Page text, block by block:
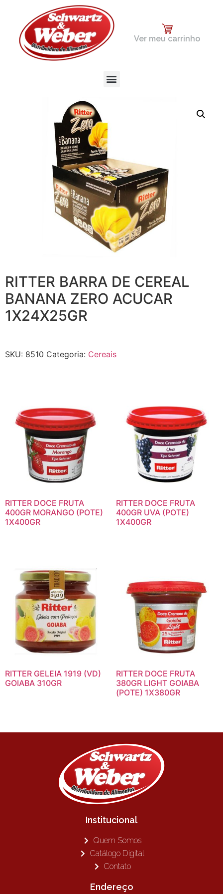
Ver meu carrinho
RITTER BARRA DE CEREAL
BANANA ZERO ACUCAR
1X24X25GR
SKU: 8510 Categoria: Cereais
RITTER DOCE FRUTA
400GR MORANGO (POTE)
1X400GR
RITTER DOCE FRUTA
400GR UVA (POTE)
1X400GR
RITTER GELEIA 1919 (VD)
GOIABA 310GR
RITTER DOCE FRUTA
380GR LIGHT GOIABA
(POTE) 1X380GR
Institucional
Quem Somos
Catálogo Digital
Contato
Endereço